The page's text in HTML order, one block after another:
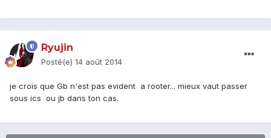
Ryujin
Posté(e) 14 août 2014
je crois que Gb n'est pas evident a rooter... mieux vaut passer
sous ics ou jb dans ton cas.